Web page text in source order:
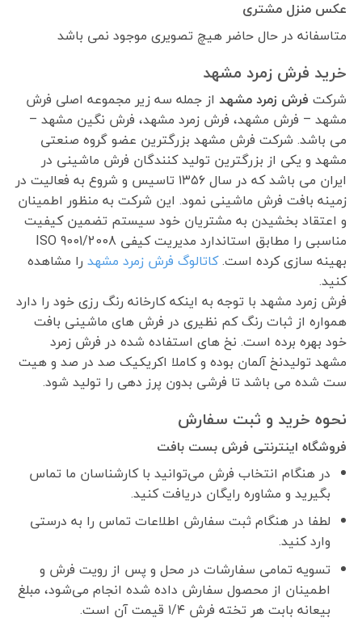
عکس منزل مشتری
متاسفانه در حال حاضر هیچ تصویری موجود نمی باشد
خرید فرش زمرد مشهد
شرکت فرش زمرد مشهداز جمله سه زیر مجموعه اصلی فرش
مشهد – فرش مشهد، فرش زمرد مشهد، فرش نگین مشهد –
می باشد. شرکت فرش مشهد بزرگترین عضو گروه صنعتی
مشهد و یکی از بزرگترین تولید کنندگان فرش ماشینی در
ایران می باشد که در سال ۱۳۵۶ تاسیس و شروع به فعالیت در
زمینه بافت فرش ماشینی نمود. این شرکت به منظور اطمینان
و اعتقاد بخشیدن به مشتریان خود سیستم تضمین کیفیت
مناسبی را مطابق استاندارد مدیریت کیفی ISO 9001/2008
بهینه سازی کرده است.کاتالوگ فرش زمرد مشهدرا مشاهده
کنید.
فرش زمرد مشهد با توجه به اینکه کارخانه رنگ رزی خود را دارد
همواره از ثبات رنگ کم نظیری در فرش های ماشینی بافت
خود بهره برده است. نخ های استفاده شده در فرش زمرد
مشهد تولیدنخ آلمان بوده و کاملا اکریکیک صد در صد و هیت
ست شده می باشد تا فرشی بدون پرز دهی را تولید شود.
نحوه خرید و ثبت سفارش
فروشگاه اینترنتی فرش بست بافت
در هنگام انتخاب فرش می‌توانید با کارشناسان ما تماس
بگیرید و مشاوره رایگان دریافت کنید.
لطفا در هنگام ثبت سفارش اطلاعات تماس را به درستی
وارد کنید.
تسویه تمامی سفارشات در محل و پس از رویت فرش و
اطمینان از محصول سفارش داده شده انجام می‌شود، مبلغ
بیعانه بابت هر تخته فرش ۱/۴ قیمت آن است.